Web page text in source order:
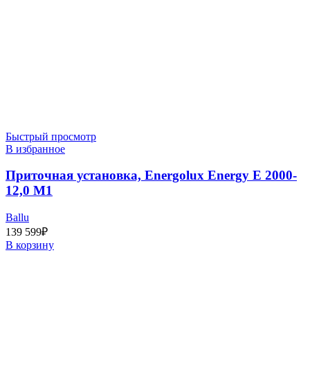
Быстрый просмотр
В избранное
Приточная установка, Energolux Energy E 2000-
12,0 M1
Ballu
139 599₽
В корзину